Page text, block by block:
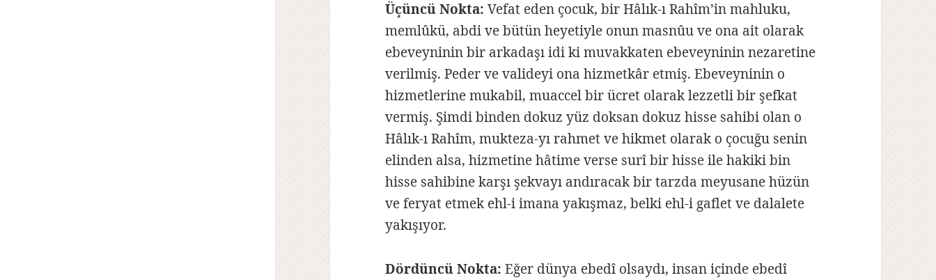
Üçüncü Nokta: Vefat eden çocuk, bir Hâlık-ı Rahîm’in mahluku,
memlûkü, abdi ve bütün heyetiyle onun masnûu ve ona ait olarak
ebeveyninin bir arkadaşı idi ki muvakkaten ebeveyninin nezaretine
verilmiş. Peder ve valideyi ona hizmetkâr etmiş. Ebeveyninin o
hizmetlerine mukabil, muaccel bir ücret olarak lezzetli bir şefkat
vermiş. Şimdi binden dokuz yüz doksan dokuz hisse sahibi olan o
Hâlık-ı Rahîm, mukteza-yı rahmet ve hikmet olarak o çocuğu senin
elinden alsa, hizmetine hâtime verse surî bir hisse ile hakiki bin
hisse sahibine karşı şekvayı andıracak bir tarzda meyusane hüzün
ve feryat etmek ehl-i imana yakışmaz, belki ehl-i gaflet ve dalalete
yakışıyor.
Dördüncü Nokta: Eğer dünya ebedî olsaydı, insan içinde ebedî